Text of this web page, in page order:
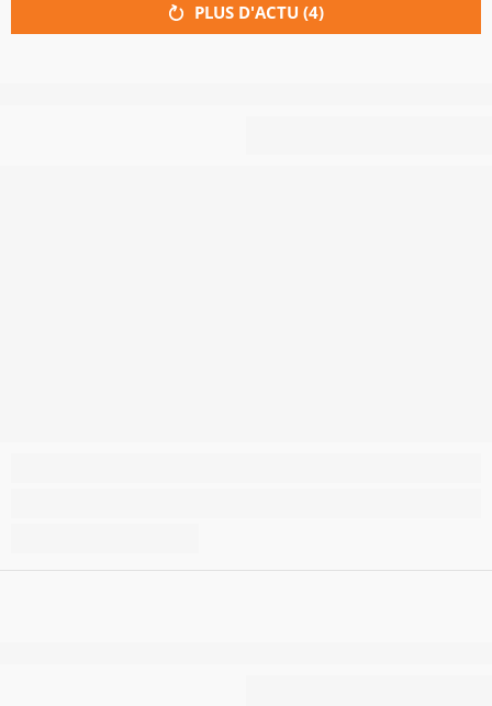
PLUS D'ACTU (4)